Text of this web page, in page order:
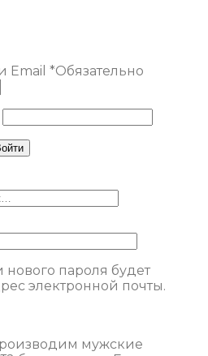
Email *Обязательно
нового пароля будет
электронной почты.
мужские